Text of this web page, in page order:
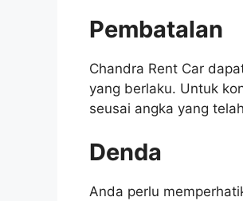
Pembatalan
Chandra Rent Car
yang berlaku. Untuk
seusai angka yang
Denda
Anda perlu